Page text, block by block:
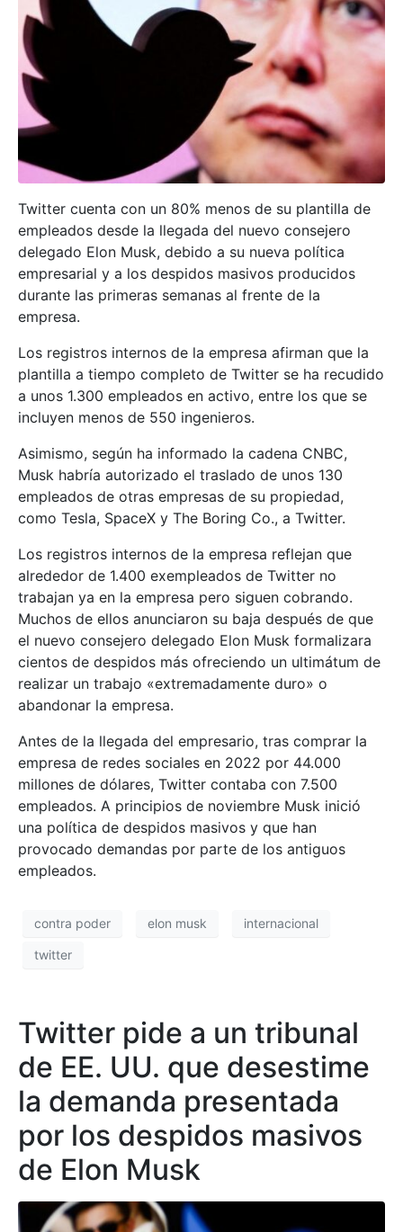
Twitter cuenta con un 80% menos de su plantilla de
empleados desde la llegada del nuevo consejero
delegado Elon Musk, debido a su nueva política
empresarial y a los despidos masivos producidos
durante las primeras semanas al frente de la
empresa.
Los registros internos de la empresa afirman que la
plantilla a tiempo completo de Twitter se ha recudido
a unos 1.300 empleados en activo, entre los que se
incluyen menos de 550 ingenieros.
Asimismo, según ha informado la cadena CNBC,
Musk habría autorizado el traslado de unos 130
empleados de otras empresas de su propiedad,
como Tesla, SpaceX y The Boring Co., a Twitter.
Los registros internos de la empresa reflejan que
alrededor de 1.400 exempleados de Twitter no
trabajan ya en la empresa pero siguen cobrando.
Muchos de ellos anunciaron su baja después de que
el nuevo consejero delegado Elon Musk formalizara
cientos de despidos más ofreciendo un ultimátum de
realizar un trabajo «extremadamente duro» o
abandonar la empresa.
Antes de la llegada del empresario, tras comprar la
empresa de redes sociales en 2022 por 44.000
millones de dólares, Twitter contaba con 7.500
empleados. A principios de noviembre Musk inició
una política de despidos masivos y que han
provocado demandas por parte de los antiguos
empleados.
contra poder elon musk internacional
twitter
Twitter pide a un tribunal
de EE. UU. que desestime
la demanda presentada
por los despidos masivos
de Elon Musk